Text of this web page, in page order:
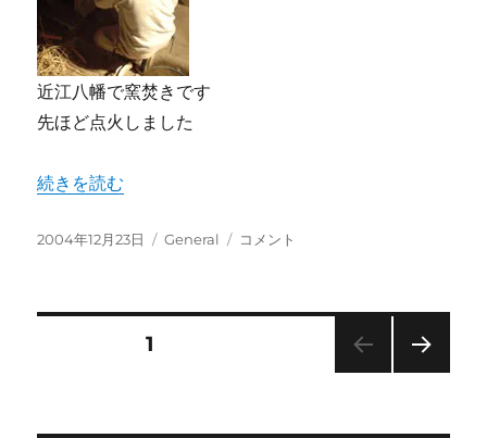
近江八幡で窯焚きです
先ほど点火しました
“窯焚き” の
続きを読む
投
2004年12月23日
カ
General
窯
コメント
固定ページ1